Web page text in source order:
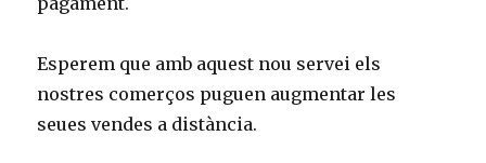
Esperem que amb aquest nou servei els
nostres comerços puguen augmentar les
seues vendes a distància.